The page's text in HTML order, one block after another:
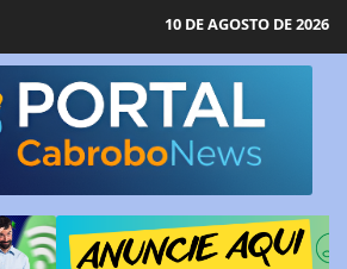
10 DE AGOSTO DE 2026